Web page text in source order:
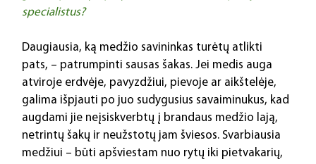
specialistus?
Daugiausia, ką medžio savininkas turėtų atlikti
pats, – patrumpinti sausas šakas. Jei medis auga
atviroje erdvėje, pavyzdžiui, pievoje ar aikštelėje,
galima išpjauti po juo sudygusius savaiminukus, kad
augdami jie neįsiskverbtų į brandaus medžio lają,
netrintų šakų ir neužstotų jam šviesos. Svarbiausia
medžiui – būti apšviestam nuo rytų iki pietvakarių,